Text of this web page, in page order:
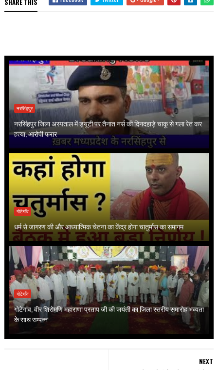
नरसिंहपुर
नरसिंहपुर जिला अस्पताल में ड्यूटी पर तैनात नर्स की दिनदहाड़े चाकू से गला रेत कर
हत्या, आरोपी फरार
गोटेगाँव
धर्म से जागरण की और आध्यात्मिक चेतना का केंद्र होगा चातुर्मास का समागम
गोटेगाँव
गोटेगांव, वीर शिरोमणि महाराणा प्रताप जी की जयंती का जिला स्तरीय समारोह भव्यता
के साथ सम्पन्न
NEXT